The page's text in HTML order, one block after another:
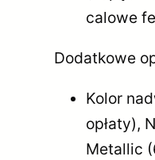
calowe
Dodatkowe
Kolor
opłaty),
Metallic